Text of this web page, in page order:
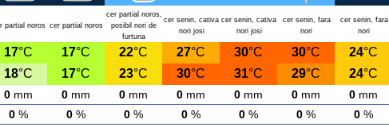
partial noros cer partial noros
cer partial noros,
posibil nori de
furtuna
cer senin, cativa
nori josi
cer senin, cativa
nori josi
cer senin, fara
nori
cer senin, fara
nori
17°C 17°C 22°C 27°C 30°C 30°C 24°C
18°C 17°C 23°C 30°C 31°C 29°C 24°C
0mm 0mm 0mm 0mm 0mm 0mm 0mm
0% 0% 0% 0% 0% 0% 0%